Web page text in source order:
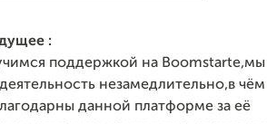
:
поддержкой на
незамедлительно,в
данной платформе за её